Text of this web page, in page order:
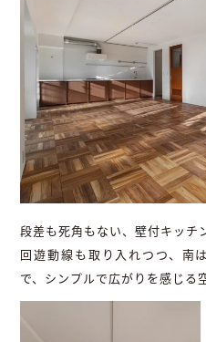
段差も死角もない、壁付キッチン
回遊動線も取り入れつつ、南
で、シンプルで広がりを感じる